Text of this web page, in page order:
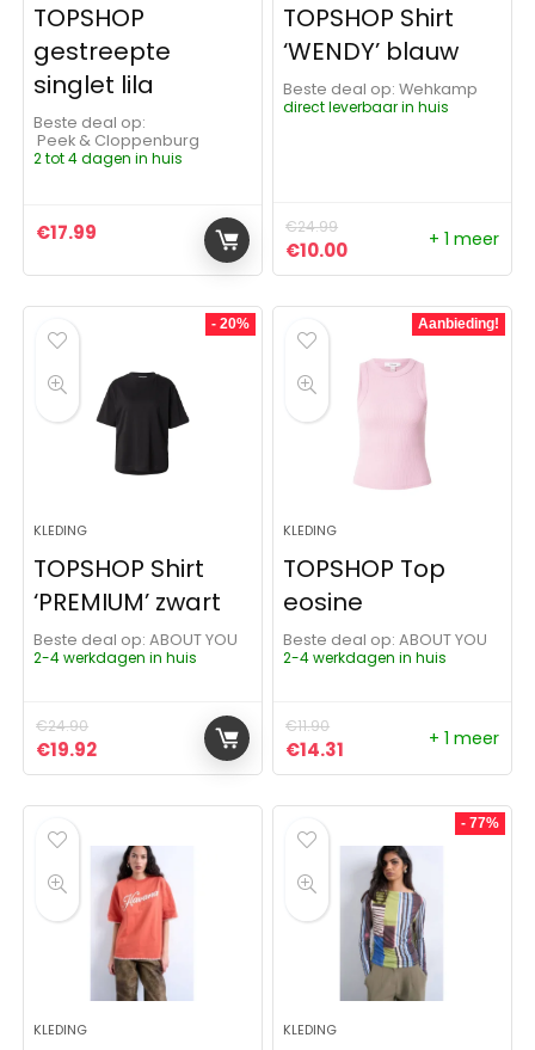
TOPSHOP
gestreepte
singlet lila
Beste deal op:
Peek & Cloppenburg
2 tot 4 dagen in huis
€17.99
TOPSHOP Shirt
‘WENDY’ blauw
Beste deal op:
Wehkamp
direct leverbaar in huis
€24.99
Oorspronkelijke prijs
€10.00Huidige prijs is:
+ 1 meer
- 20%
KLEDING
TOPSHOP Shirt
‘PREMIUM’ zwart
Beste deal op:
ABOUT YOU
2-4 werkdagen in huis
€24.90
Oorspronkelijke prijs was: €24.90.
€19.92Huidige prijs is: €19.92.
Aanbieding!
KLEDING
TOPSHOP Top
eosine
Beste deal op:
ABOUT YOU
2-4 werkdagen in huis
€11.90
Oorspronkelijke prijs was:
€14.31 Huidige prijs is:
+ 1 meer
KLEDING
- 77%
KLEDING